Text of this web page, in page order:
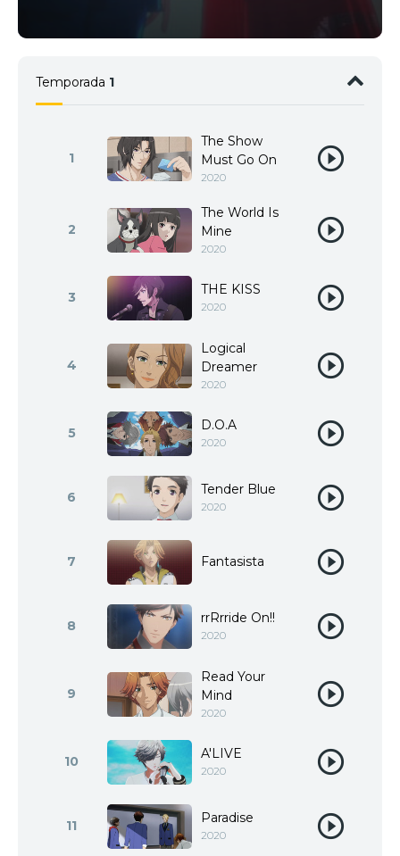
Temporada 1
1
The Show
Must Go On
2020
2
The World Is
Mine
2020
3 THE KISS
2020
4
Logical
Dreamer
2020
5 D.O.A
2020
6 Tender Blue
2020
7 Fantasista
8 rrRrride On!!
2020
9
Read Your
Mind
2020
10 A'LIVE
2020
11 Paradise
2020